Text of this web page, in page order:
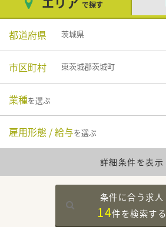
で探す
都道府県 茨城県
市区町村 東茨城郡茨城町
業種を選ぶ
雇用形態 / 給与を選ぶ
詳細条件を表示
条件に合う求人
14件を検索する